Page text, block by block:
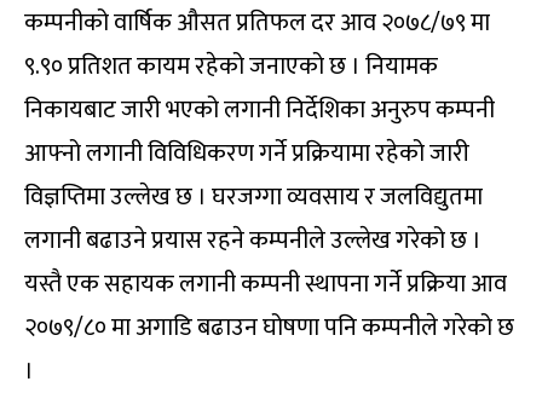
कम्पनीको वार्षिक औसत प्रतिफल दर आव २०७८/७९ मा
९.९० प्रतिशत कायम रहेको जनाएको छ । नियामक
निकायबाट जारी भएको लगानी निर्देशिका अनुरुप कम्पनी
आफ्नो लगानी विविधिकरण गर्ने प्रक्रियामा रहेको जारी
विज्ञप्तिमा उल्लेख छ । घरजग्गा व्यवसाय र जलविद्युतमा
लगानी बढाउने प्रयास रहने कम्पनीले उल्लेख गरेको छ ।
यस्तै एक सहायक लगानी कम्पनी स्थापना गर्ने प्रक्रिया आव
२०७९/८० मा अगाडि बढाउन घोषणा पनि कम्पनीले गरेको छ
।